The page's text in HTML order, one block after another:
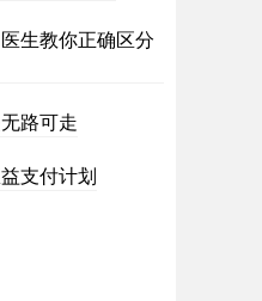
生教你正确区分
路可走
支付计划